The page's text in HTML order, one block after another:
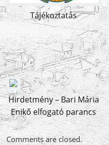
Tájékoztatás
Hirdetmény – Bari Mária
Enikő elfogató parancs
Comments are closed.